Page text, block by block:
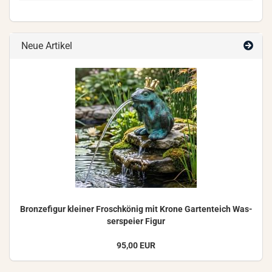
Neue Artikel
Bron­ze­fi­gur klei­ner Frosch­kö­nig mit Krone Gar­ten­teich Was­
ser­spei­er Figur
95,00 EUR